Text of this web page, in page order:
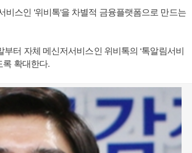
비스인 '위비톡'을 차별적 금융플랫폼으로 만드는
터 자체 메신저서비스인 위비톡의 ‘톡알림서비
록 확대한다.